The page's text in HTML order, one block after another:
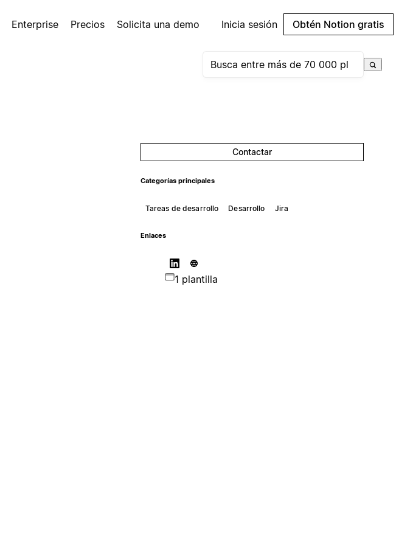
Enterprise Precios Solicita una demo Inicia sesión Obtén Notion gratis
Contactar
Categorías principales
Tareas de desarrollo Desarrollo Jira
Enlaces
1 plantilla